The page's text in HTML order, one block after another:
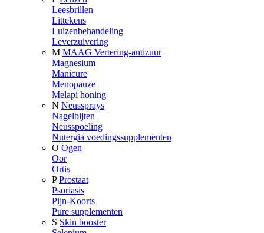
Leesbrillen
Littekens
Luizenbehandeling
Leverzuivering
M MAAG Vertering-antizuur
Magnesium
Manicure
Menopauze
Melapi honing
N Neussprays
Nagelbijten
Neusspoeling
Nutergia voedingssupplementen
O Ogen
Oor
Ortis
P Prostaat
Psoriasis
Pijn-Koorts
Pure supplementen
S Skin booster